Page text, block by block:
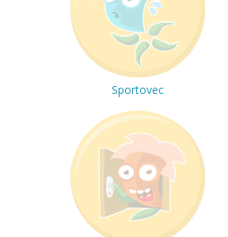
Sportovec